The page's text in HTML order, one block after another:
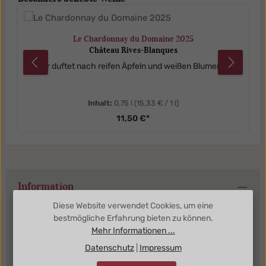
Le Chardonnay du Domaine 2025
Château Rives-Blanques
Er duftet nach reifen Äpfeln und weißen Blumen.
Inhalt: 0,75 l (15,33 € / 1 l)
11,50 €*
Information
Kundenbereich
Diese Website verwendet Cookies, um eine
bestmögliche Erfahrung bieten zu können.
Mehr Informationen ...
Datenschutz| Impressum